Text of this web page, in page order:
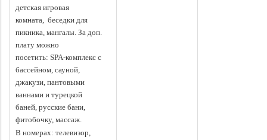
детская игровая
комната, беседки для
пикника, мангалы. За доп.
плату можно
посетить: SPA-комплекс с
бассейном, сауной,
джакузи, пантовыми
ваннами и турецкой
баней, русские бани,
фитобочку, массаж.
В номерах: телевизор,